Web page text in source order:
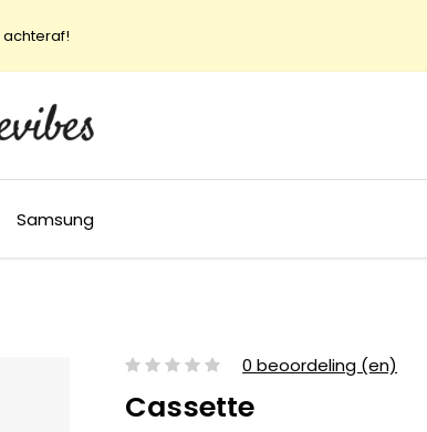
achteraf!
Samsung
0 beoordeling (en)
Cassette